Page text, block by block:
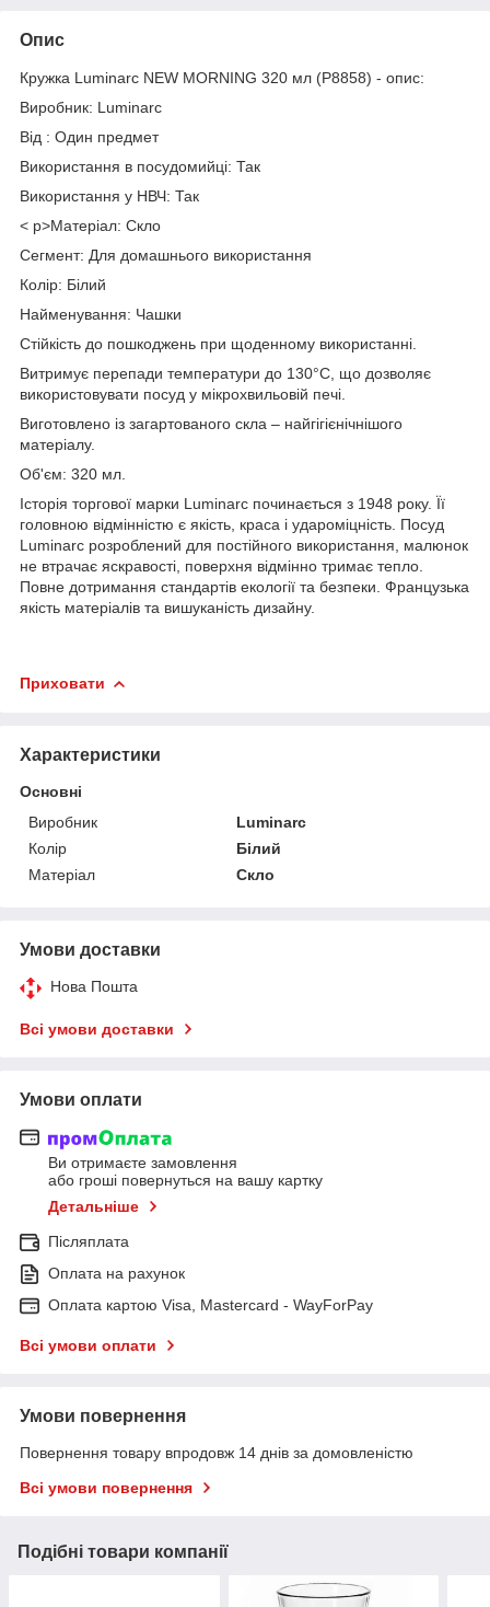
Опис
Кружка Luminarc NEW MORNING 320 мл (P8858) - опис:
Виробник: Luminarc
Від : Один предмет
Використання в посудомийці: Так
Використання у НВЧ: Так
< p>Матеріал: Скло
Сегмент: Для домашнього використання
Колір: Білий
Найменування: Чашки
Стійкість до пошкоджень при щоденному використанні.
Витримує перепади температури до 130°С, що дозволяє
використовувати посуд у мікрохвильовій печі.
Виготовлено із загартованого скла – найгігієнічнішого
матеріалу.
Об'єм: 320 мл.
Історія торгової марки Luminarc починається з 1948 року. Її
головною відмінністю є якість, краса і удароміцність. Посуд
Luminarc розроблений для постійного використання, малюнок
не втрачає яскравості, поверхня відмінно тримає тепло.
Повне дотримання стандартів екології та безпеки. Французька
якість матеріалів та вишуканість дизайну.
Приховати
Характеристики
Основні
Виробник
Luminarc
Колір
Білий
Матеріал
Скло
Умови доставки
Нова Пошта
Всі умови доставки
Умови оплати
Ви отримаєте замовлення
або гроші повернуться на вашу картку
Детальніше
Післяплата
Оплата на рахунок
Оплата картою Visa, Mastercard - WayForPay
Всі умови оплати
Умови повернення
Повернення товару впродовж 14 днів за домовленістю
Всі умови повернення
Подібні товари компанії